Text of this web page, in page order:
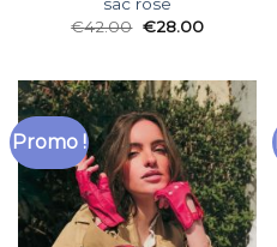
sac rose
€42.00 €28.00
Promo !